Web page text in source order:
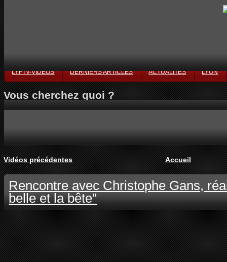
LYFTV-VIDÉOS DERNIERS ARTICLES ACTUALITÉS LYON
Vous cherchez quoi ?
Vidéos précédentes Accueil
Rencontre avec Christophe Gans,
belle et la bête"